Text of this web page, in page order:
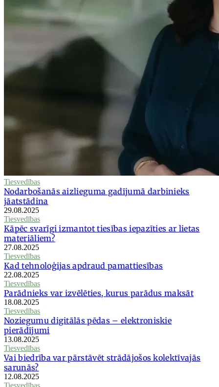
Tiesvedības
Nodarbošanās aizlieguma gadījumā darbinieks
jāatstādina
29.08.2025
Tiesvedības
Kāpēc svarīgi izmantot tiesības iepazīties ar lietas
materiāliem?
27.08.2025
Tiesvedības
Kad tehnoloģijas apdraud pamattiesības
22.08.2025
Tiesvedības
Parādnieks var izvēlēties, kurus parādus maksāt
18.08.2025
Tiesvedības
Noziegumu digitālās pēdas – elektroniskie
pierādījumi
13.08.2025
Tiesvedības
Vai biedrība var pārstāvēt strādājošos kolektīvajās
sarunās?
12.08.2025
Tiesvedības